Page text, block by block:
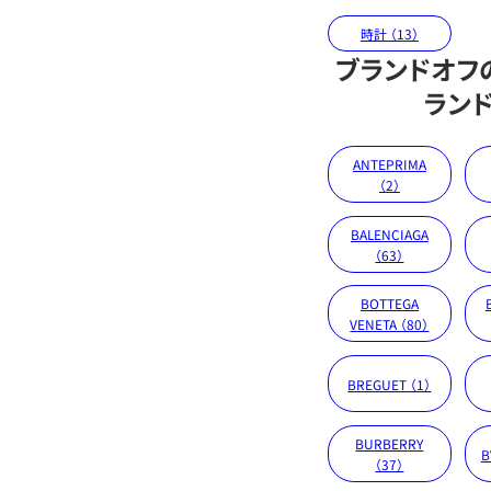
時計 （13）
ブランドオ
ラン
ANTEPRIMA
（2）
BALENCIAGA
（63）
BOTTEGA
VENETA （80）
BREGUET （1）
BURBERRY
（37）